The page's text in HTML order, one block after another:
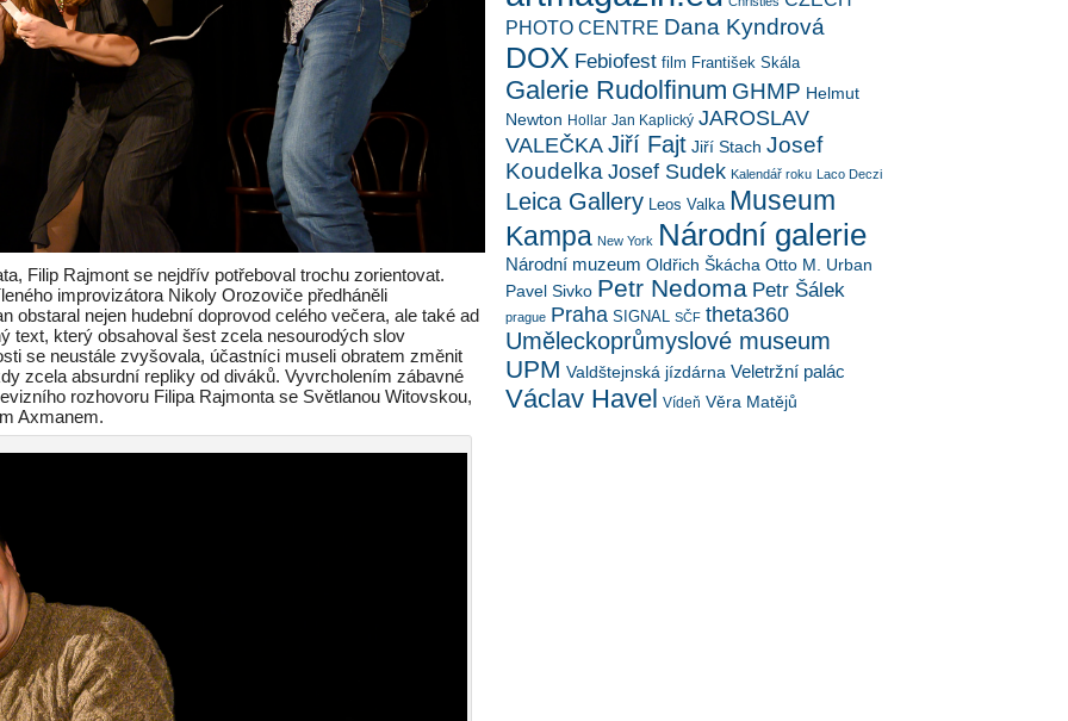
PHOTO CENTRE Dana Kyndrová
DOX Febiofest film František Skála
Galerie Rudolfinum GHMP Helmut
Newton Hollar Jan Kaplický JAROSLAV
VALEČKA Jiří Fajt Jiří Stach Josef
Koudelka Josef Sudek Kalendář roku Laco Deczi
Leica Gallery Leos Valka Museum
Kampa New York Národní galerie
Národní muzeum Oldřich Škácha Otto M. Urban
Pavel Sivko Petr Nedoma Petr Šálek
prague Praha SIGNAL SČF theta360
Uměleckoprůmyslové museum
UPM Valdštejnská jízdárna Veletržní palác
Václav Havel Vídeň Věra Matějů
Filip Rajmont se nejdřív potřeboval trochu zorientovat.
improvizátora Nikoly Orozoviče předháněli
obstaral nejen hudební doprovod celého večera, ale také ad
text, který obsahoval šest zcela nesourodých slov
se neustále zvyšovala, účastníci museli obratem změnit
zcela absurdní repliky od diváků. Vyvrcholením zábavné
rozhovoru Filipa Rajmonta se Světlanou Witovskou,
Axmanem.